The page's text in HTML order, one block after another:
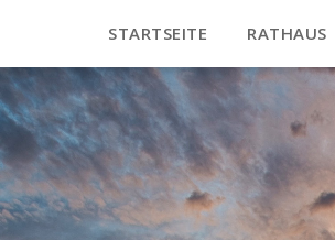
STARTSEITE RATHAUS